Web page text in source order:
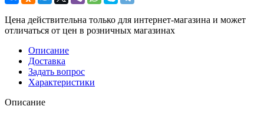
Цена действительна только для интернет-магазина и может
отличаться от цен в розничных магазинах
Описание
Доставка
Задать вопрос
Характеристики
Описание